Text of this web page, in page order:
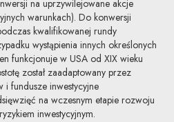
na uprzywilejowane akcje
warunkach). Do konwersji
kwalifikowanej rundy
wystąpienia innych określonych
funkcjonuje w USA od XIX wieku
został zaadaptowany przez
i fundusze inwestycyjne
na wczesnym etapie rozwoju
inwestycyjnym.